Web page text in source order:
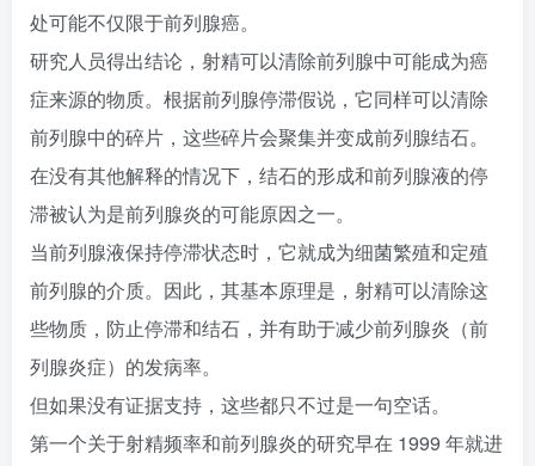
处可能不仅限于前列腺癌。
研究人员得出结论，射精可以清除前列腺中可能成为癌
症来源的物质。根据前列腺停滞假说，它同样可以清除
前列腺中的碎片，这些碎片会聚集并变成前列腺结石。
在没有其他解释的情况下，结石的形成和前列腺液的停
滞被认为是前列腺炎的可能原因之一。
当前列腺液保持停滞状态时，它就成为细菌繁殖和定殖
前列腺的介质。因此，其基本原理是，射精可以清除这
些物质，防止停滞和结石，并有助于减少前列腺炎（前
列腺炎症）的发病率。
但如果没有证据支持，这些都只不过是一句空话。
第一个关于射精频率和前列腺炎的研究早在 1999 年就进